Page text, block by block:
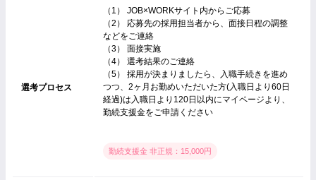
選考プロセス
（1） JOB×WORKサイト内からご応募
（2） 応募先の採用担当者から、面接日程の調整
などをご連絡
（3） 面接実施
（4） 選考結果のご連絡
（5） 採用が決まりましたら、入職手続きを進め
つつ、2ヶ月お勤めいただいた方(入職日より60日
経過)は入職日より120日以内にマイページより、
勤続支援金をご申請ください
勤続支援金 非正規：15,000円